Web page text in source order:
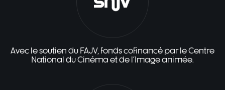
Avec le soutien du FAJV, fonds cofinancé par le Centre
National du Cinéma et de l'Image animée.